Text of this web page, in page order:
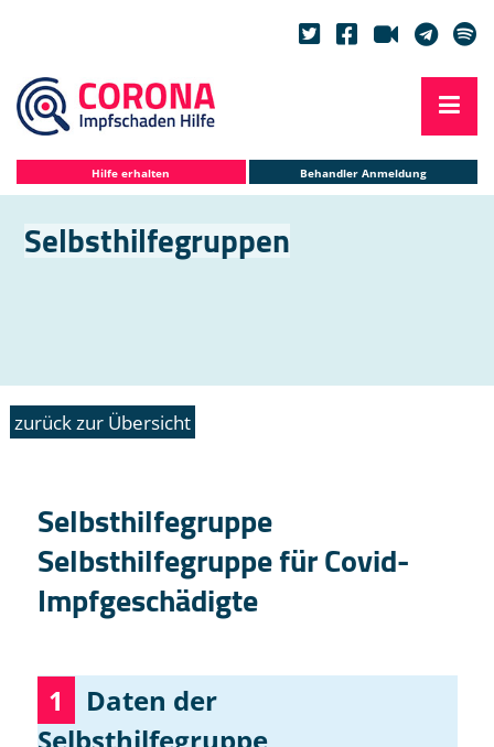
Hilfe erhalten Behandler Anmeldung
Selbsthilfegruppen
zurück zur Übersicht
Selbsthilfegruppe
Selbsthilfegruppe für Covid-
Impfgeschädigte
1
Daten der